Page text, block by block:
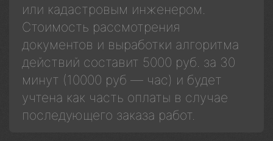
или кадастровым инженером.
Стоимость рассмотрения
документов и выработки алгоритма
действий составит 5000 руб. за 30
минут (10000 руб — час) и будет
учтена как часть оплаты в случае
последующего заказа работ.